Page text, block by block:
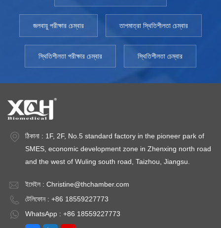
জলবায়ু পরীক্ষার চেম্বার তাপমাত্রা স্থিতিশীলতা চেম্বার
স্থিতিশীলতা পরীক্ষার চেম্বার স্থিতিশীলতা চেম্বার
ঠিকানা : 1F, 2F, No.5 standard factory in the pioneer park of
SMES, economic development zone in Zhenxing north road
and the west of Wuling south road, Taizhou, Jiangsu.
ইমেইল : Christine@thchamber.com
টেলিফোন : +86 18559227773
WhatsApp : +86 18559227773